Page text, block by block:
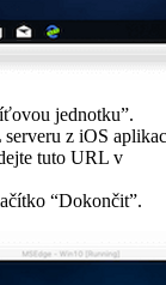
jednotku”.
z iOS
tuto URL v
“Dokončit”.